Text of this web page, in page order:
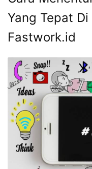
Yang Tepat
Fastwork.id